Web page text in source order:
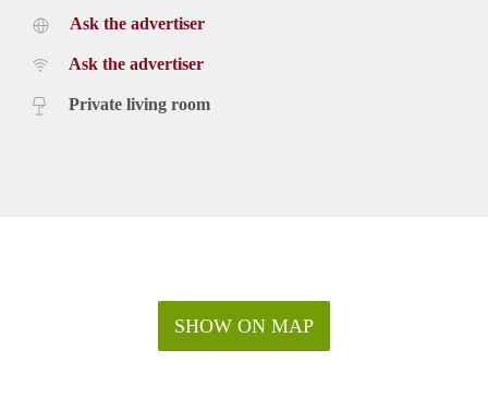
Ask the advertiser
Ask the advertiser
Private living room
SHOW ON MAP